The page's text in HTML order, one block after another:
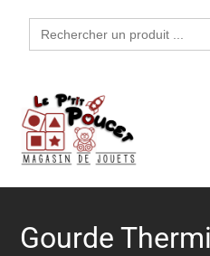
Search
for:
Gourde